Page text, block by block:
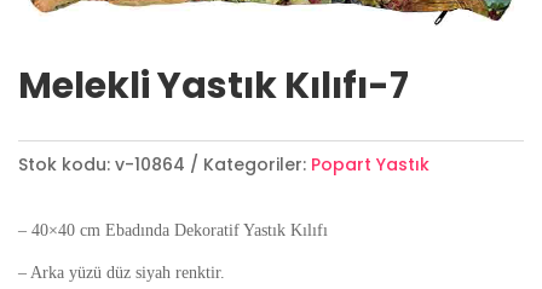
Melekli Yastık Kılıfı-7
Stok kodu: v-10864 Kategoriler: Popart Yastık
– 40×40 cm Ebadında Dekoratif Yastık Kılıfı
– Arka yüzü düz siyah renktir.